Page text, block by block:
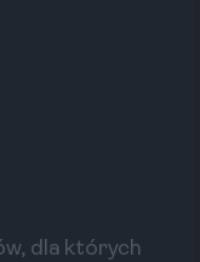
dla których